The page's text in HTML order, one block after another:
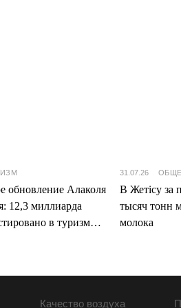
обновление Алаколя
12,3 миллиарда
в туризм
31.07.26
В Жетісу за
тысяч тонн
молока
Качество воздуха